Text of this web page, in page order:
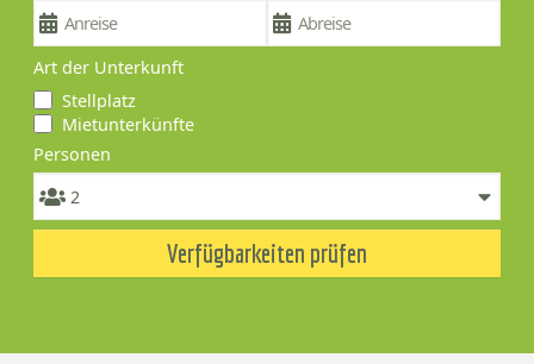
Art der Unterkunft
Stellplatz
Mietunterkünfte
Personen
Verfügbarkeiten prüfen